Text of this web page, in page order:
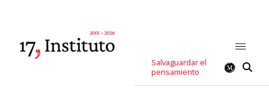
Salvaguardar el
pensamiento